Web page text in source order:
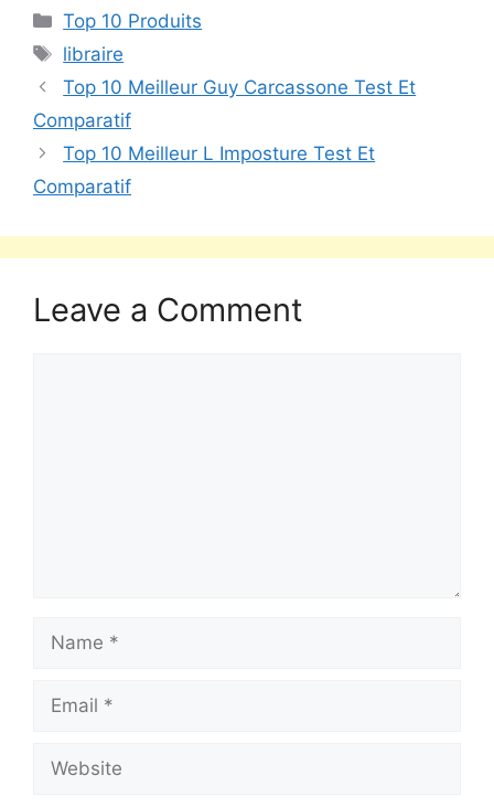
Top 10 Produits
libraire
Top 10 Meilleur Guy Carcassone Test Et
Comparatif
Top 10 Meilleur L Imposture Test Et
Comparatif
Leave a Comment